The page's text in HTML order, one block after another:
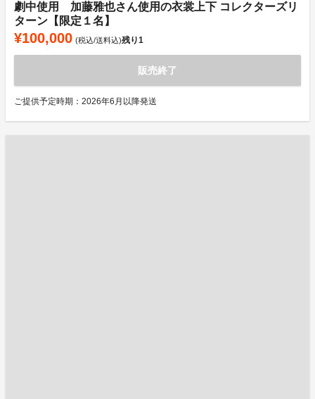
劇中使用 加藤雅也さん使用の衣裳上下 コレクターズリ
ターン【限定１名】
¥100,000 (税込/送料込)残り1
販売終了
ご提供予定時期：2026年6月以降発送